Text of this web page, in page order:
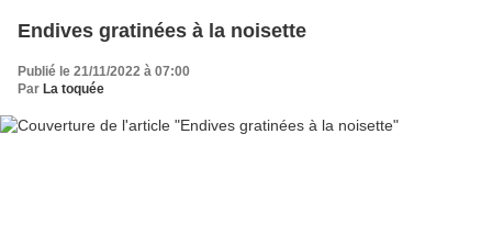
Endives gratinées à la noisette
Publié le 21/11/2022 à 07:00
Par La toquée